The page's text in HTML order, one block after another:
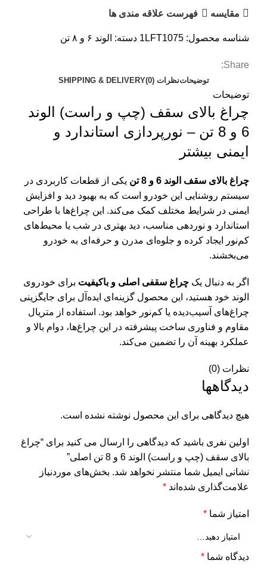
مقایسه فهرست علاقه مندی ها
شناسه محصول: 1LFT1075 دسته: الوند ۶ و ۸ تن
Share:
توضیحاتنظرات (0) SHIPPING & DELIVERY
توضیحات
چراغ بالای سقف (چپ و راست) الوند
6 و 8 تن – نورپردازی استاندارد و
ایمنی بیشتر
چراغ بالای سقف الوند 6 و 8 تن
یکی از قطعات کاربردی در
سیستم روشنایی این خودرو است که به بهبود دید و افزایش
ایمنی در شرایط مختلف کمک می‌کند. این چراغ‌ها با طراحی
استاندارد و نوردهی مناسب، دید بهتری در شب یا محیط‌های
کم‌نور ایجاد کرده و جلوه‌ای مدرن و حرفه‌ای به خودرو
می‌بخشند.
اگر به دنبال یک چراغ سقفی اصلی و باکیفیت برای خودروی
الوند خود هستید، این محصول گزینه‌ای ایده‌آل برای جایگزینی
چراغ‌های آسیب‌دیده یا کم‌نور خواهد بود. استفاده از متریال
مقاوم و فناوری ساخت پیشرفته در این چراغ‌ها، دوام بالا و
عملکرد بهینه آن را تضمین می‌کند.
نظرات (0)
دیدگاهها
هیچ دیدگاهی برای این محصول نوشته نشده است.
اولین نفری باشید که دیدگاهی را ارسال می کنید برای “چراغ
بالای سقف (چپ و راست) الوند 6 و 8 تن اصلی”
نشانی ایمیل شما منتشر نخواهد شد. بخش‌های موردنیاز
علامت‌گذاری شده‌اند *
امتیاز شما *
دیدگاه شما *